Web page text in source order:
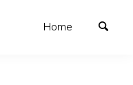
Home